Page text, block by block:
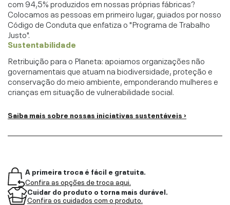
com 94,5% produzidos em nossas próprias fábricas?
Colocamos as pessoas em primeiro lugar, guiados por nosso
Código de Conduta que enfatiza o "Programa de Trabalho
Justo".
Sustentabilidade
Retribuição para o Planeta: apoiamos organizações não
governamentais que atuam na biodiversidade, proteção e
conservação do meio ambiente, emponderando mulheres e
crianças em situação de vulnerabilidade social.
Saiba mais sobre nossas iniciativas sustentáveis ›
A primeira troca é fácil e gratuita.
Confira as opções de troca aqui.
Cuidar do produto o torna mais durável.
Confira os cuidados com o produto.